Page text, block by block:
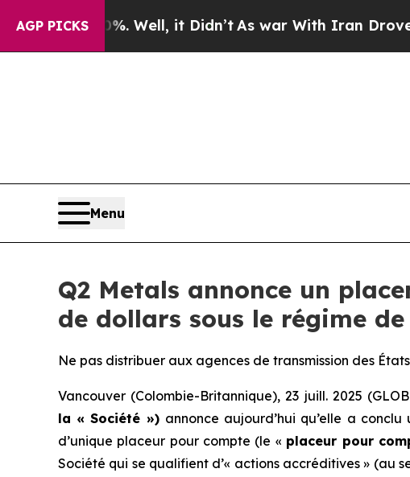
AGP PICKS
Well, it Didn’t As war With Iran Drove oil Prices
Menu
Q2 Metals annonce un
de dollars sous le régime
Ne pas distribuer aux agences de transmission des
Vancouver (Colombie-Britannique), 23 juill. 2025
la « Société ») annonce aujourd’hui qu’elle a
d’unique placeur pour compte (le « placeur pour
Société qui se qualifient d’« actions accréditives » (au